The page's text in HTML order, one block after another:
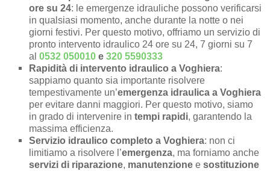
ore su 24: le emergenze idrauliche possono verificarsi
in qualsiasi momento, anche durante la notte o nei
giorni festivi. Per questo motivo, offriamo un servizio di
pronto intervento idraulico 24 ore su 24, 7 giorni su 7
al0532 050010 e320 5590333
Rapidità di intervento idraulico a Voghiera:
sappiamo quanto sia importante risolvere
tempestivamente un’emergenza idraulica a Voghiera
per evitare danni maggiori. Per questo motivo, siamo
in grado di intervenire intempi rapidi, garantendo la
massima efficienza.
Servizio idraulico completo a Voghiera: non ci
limitiamo a risolvere l’emergenza, ma forniamo anche
servizi di riparazione, manutenzione esostituzione